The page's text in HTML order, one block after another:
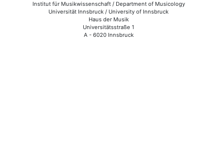
Institut für Musikwissenschaft / Department of Musicology
Universität Innsbruck / University of Innsbruck
Haus der Musik
Universitätsstraße 1
A - 6020 Innsbruck